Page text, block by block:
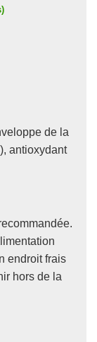
de la
antioxydant
endroit frais
hors de la